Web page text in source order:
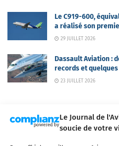
Le Journal de
soucie de votre
Le C919-600,
a réalisé son
29 JUILLET 2026
Dassault Aviation :
records et
23 JUILLET 2026